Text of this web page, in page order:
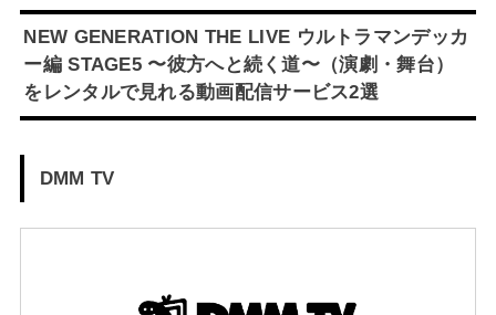
NEW GENERATION THE LIVE ウルトラマンデッカ
ー編 STAGE5 〜彼方へと続く道〜（演劇・舞台）
をレンタルで見れる動画配信サービス2選
DMM TV